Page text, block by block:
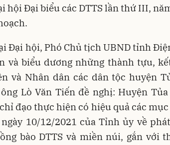
hội Đại biểu các DTTS lần thứ III,
Đại hội, Phó Chủ tịch UBND tỉnh
và biểu dương những thành tựu,
và Nhân dân các dân tộc huyện
Lò Văn Tiến đề nghị: Huyện
đạo thực hiện có hiệu quả các
ngày 10/12/2021 của Tỉnh ủy về
bào DTTS và miền núi, gắn với